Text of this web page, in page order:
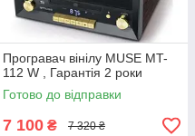
Програвач вінілу MUSE MT-
112 W , Гарантія 2 роки
Готово до відправки
7 100 ₴ 7 320 ₴